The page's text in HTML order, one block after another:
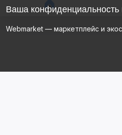
Ваша конфиденциальность
Webmarket — маркетплейс и